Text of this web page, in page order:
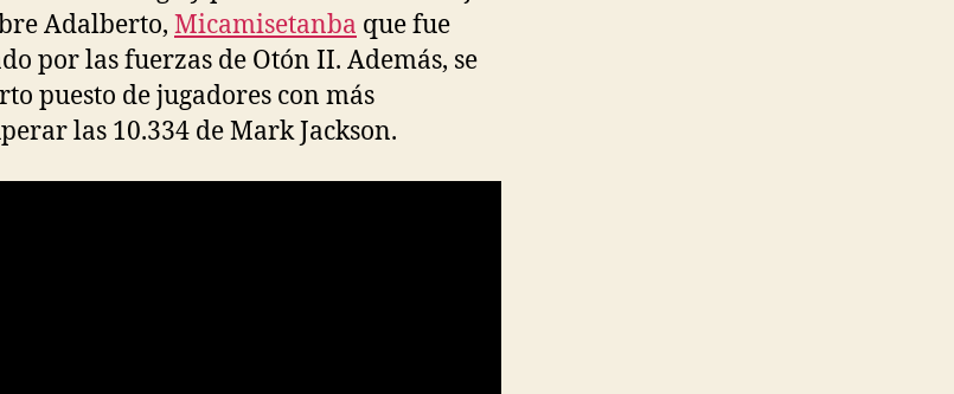
Adalberto, Micamisetanba que fue
por las fuerzas de Otón II. Además, se
puesto de jugadores con más
las 10.334 de Mark Jackson.